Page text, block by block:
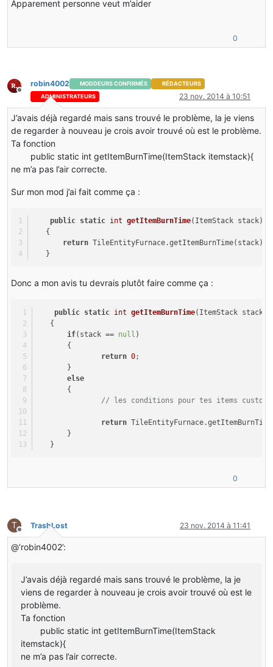
Apparement personne veut m’aider
0
Hors-ligne
robin4002 MODDEURS CONFIRMÉS
RÉDACTEURS
ADMINISTRATEURS
23 nov. 2014 à 10:51
J’avais déjà regardé mais sans trouvé le problème, la je viens
de regarder à nouveau je crois avoir trouvé où est le problème.
Ta fonction
public static int getItemBurnTime(ItemStack itemstack){
ne m’a pas l’air correcte.
Sur mon mod j’ai fait comme ça :
public static int getItemBurnTime(ItemStack stack)
{
return TileEntityFurnace.getItemBurnTime(stack);
}
Donc a mon avis tu devrais plutôt faire comme ça :
public static int getItemBurnTime(ItemStack stack)
{
if(stack == null )
{
return 0;
}
else
{
// les conditions pour tes items customs
return
}
}
0
T
Hors-ligne
TrashLost 23 nov. 2014 à 11:41
@‘robin4002’:
J’avais déjà regardé mais sans trouvé le problème, la je
viens de regarder à nouveau je crois avoir trouvé où est le
problème.
Ta fonction
public static int getItemBurnTime(ItemStack
itemstack){
ne m’a pas l’air correcte.